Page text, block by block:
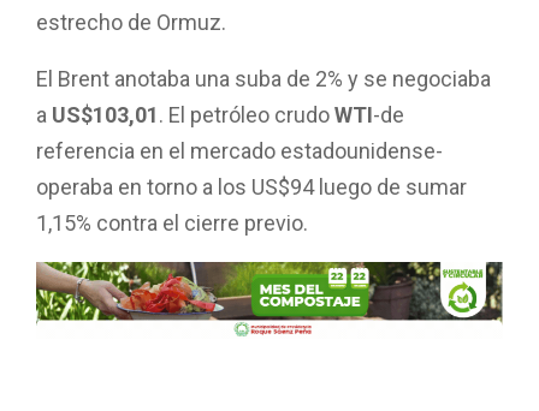
estrecho de Ormuz.
El Brent anotaba una suba de 2% y se negociaba
a US$103,01. El petróleo crudoWTI-de
referencia en el mercado estadounidense-
operaba en torno a los US$94 luego de sumar
1,15% contra el cierre previo.